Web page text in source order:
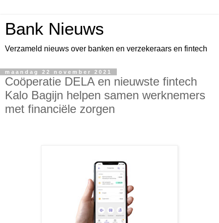
Bank Nieuws
Verzameld nieuws over banken en verzekeraars en fintech
maandag 22 november 2021
Coöperatie DELA en nieuwste fintech
Kalo Bagijn helpen samen werknemers
met financiële zorgen